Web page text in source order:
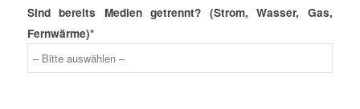
Sind bereits Medien getrennt? (Strom, Wasser, Gas,
Fernwärme)*